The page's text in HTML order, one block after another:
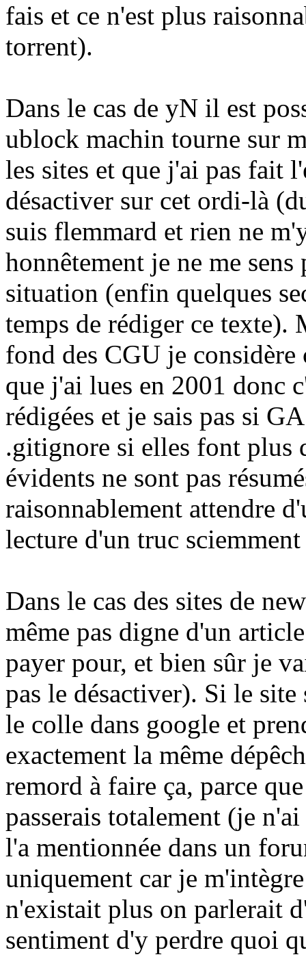
fais et ce n'est plus
torrent).
Dans le cas de yN il est
ublock machin tourne sur
les sites et que j'ai pas fait
désactiver sur cet ordi-là
suis flemmard et rien ne
honnêtement je ne me sens
situation (enfin quelques
temps de rédiger ce texte).
fond des CGU je
que j'ai lues en 2001 donc
rédigées et je sais pas si
.gitignore si elles font plus
évidents ne sont pas
raisonnablement attendre
lecture d'un truc
Dans le cas des sites de
même pas digne d'un
payer pour, et bien sûr je
pas le désactiver). Si le
le colle dans google et
exactement la même
remord à faire ça, parce
passerais totalement (je
l'a mentionnée dans un
uniquement car je
n'existait plus on parlerait
sentiment d'y perdre quoi